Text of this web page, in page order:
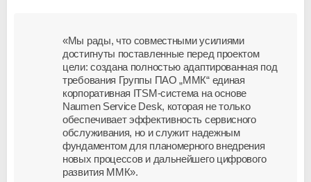
«Мы рады, что совместными усилиями
достигнуты поставленные перед проектом
цели: создана полностью адаптированная под
требования Группы ПАО „ММК“ единая
корпоративная ITSM-система на основе
Naumen Service Desk, которая не только
обеспечивает эффективность сервисного
обслуживания, но и служит надежным
фундаментом для планомерного внедрения
новых процессов и дальнейшего цифрового
развития ММК».